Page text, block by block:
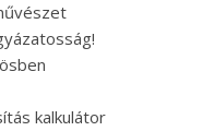
kalkulátor